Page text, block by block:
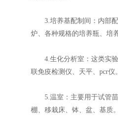
3.培养基配制间：内部配
炉、各种规格的培养瓶、培
4.生化分析室：这类实验
联免疫检测仪、天平、pcr仪
5.温室：主要用于试管苗
棚、移栽床、钵、盆、基质